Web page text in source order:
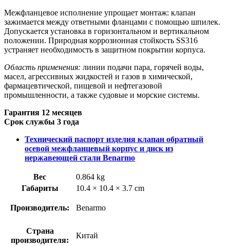
Межфланцевое исполнение упрощает монтаж: клапан
зажимается между ответными фланцами с помощью шпилек.
Допускается установка в горизонтальном и вертикальном
положении. Природная коррозионная стойкость SS316
устраняет необходимость в защитном покрытии корпуса.
Область применения: линии подачи пара, горячей воды,
масел, агрессивных жидкостей и газов в химической,
фармацевтической, пищевой и нефтегазовой
промышленности, а также судовые и морские системы.
Гарантия 12 месяцев
Срок службы 3 года
Технический паспорт изделия клапан обратный
осевой межфланцевый корпус и диск из
нержавеющей стали Benarmo
Вес
0.864 kg
Габариты
10.4 × 10.4 × 3.7 cm
Производитель: Benarmo
Страна
производителя:
Китай